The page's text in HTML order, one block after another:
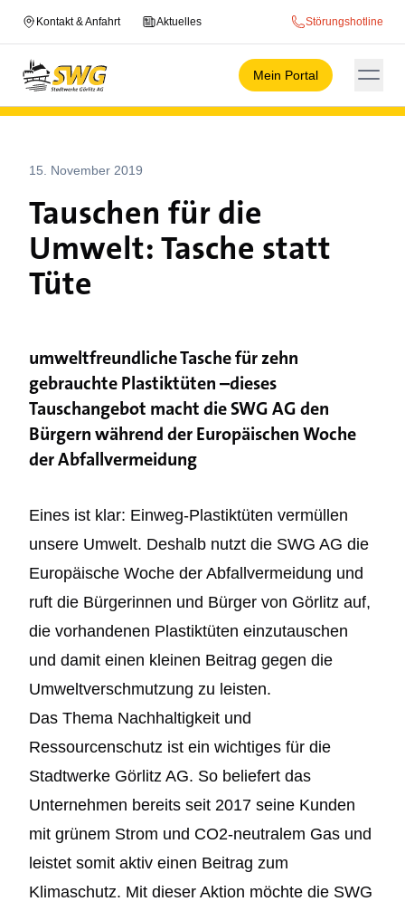
Kontakt & Anfahrt Aktuelles Störungshotline
Mein Portal
15. November 2019
Tauschen für die
Umwelt: Tasche statt
Tüte
umweltfreundliche Tasche für zehn
gebrauchte Plastiktüten –dieses
Tauschangebot macht die SWG AG den
Bürgern während der Europäischen Woche
der Abfallvermeidung
Eines ist klar: Einweg-Plastiktüten vermüllen
unsere Umwelt. Deshalb nutzt die SWG AG die
Europäische Woche der Abfallvermeidung und
ruft die Bürgerinnen und Bürger von Görlitz auf,
die vorhandenen Plastiktüten einzutauschen
und damit einen kleinen Beitrag gegen die
Umweltverschmutzung zu leisten.
Das Thema Nachhaltigkeit und
Ressourcenschutz ist ein wichtiges für die
Stadtwerke Görlitz AG. So beliefert das
Unternehmen bereits seit 2017 seine Kunden
mit grünem Strom und CO2-neutralem Gas und
leistet somit aktiv einen Beitrag zum
Klimaschutz. Mit dieser Aktion möchte die SWG